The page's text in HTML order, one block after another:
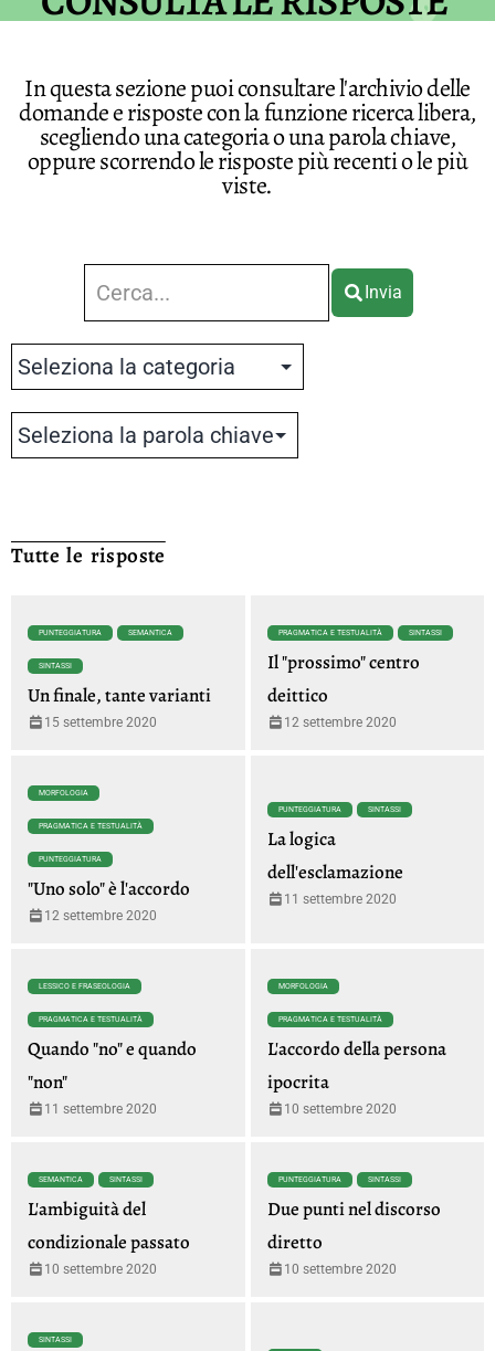
In questa sezione puoi consultare l'archivio delle
domande e risposte con la funzione ricerca libera,
scegliendo una categoria o una parola chiave,
oppure scorrendo le risposte più recenti o le più
viste.
Invia
Tutte le risposte
PUNTEGGIATURA SEMANTICA
SINTASSI
Un finale, tante varianti
15 settembre 2020
PRAGMATICA E TESTUALITÀ SINTASSI
Il "prossimo" centro
deittico
12 settembre 2020
MORFOLOGIA
PRAGMATICA E TESTUALITÀ
PUNTEGGIATURA
"Uno solo" è l'accordo
12 settembre 2020
PUNTEGGIATURA SINTASSI
La logica
dell'esclamazione
11 settembre 2020
LESSICO E FRASEOLOGIA
PRAGMATICA E TESTUALITÀ
Quando "no" e quando
"non"
11 settembre 2020
MORFOLOGIA
PRAGMATICA E TESTUALITÀ
L'accordo della persona
ipocrita
10 settembre 2020
SEMANTICA SINTASSI
L'ambiguità del
condizionale passato
10 settembre 2020
PUNTEGGIATURA SINTASSI
Due punti nel discorso
diretto
10 settembre 2020
SINTASSI